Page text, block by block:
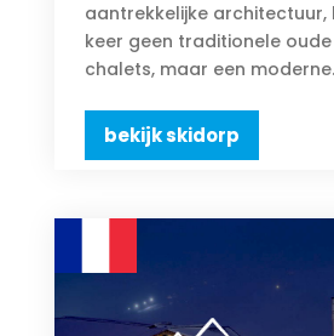
aantrekkelijke architectuur,
keer geen traditionele
chalets, maar een
bekijk skidorp